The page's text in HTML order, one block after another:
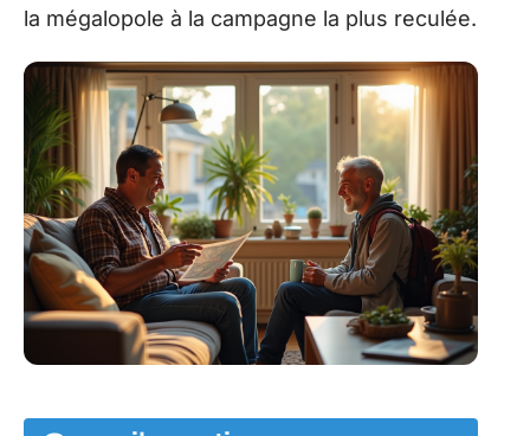
la mégalopole à la campagne la plus reculée.